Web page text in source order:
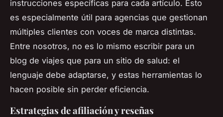
instrucciones específicas para cada artículo. Esto
es especialmente útil para agencias que gestionan
múltiples clientes con voces de marca distintas.
Entre nosotros, no es lo mismo escribir para un
blog de viajes que para un sitio de salud: el
lenguaje debe adaptarse, y estas herramientas lo
hacen posible sin perder eficiencia.
Estrategias de afiliación y reseñas